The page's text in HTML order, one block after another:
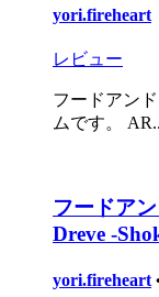
yori.fireheart
レビュー
フードアン
ムです。
フードア
Dreve -
yori.fireheart